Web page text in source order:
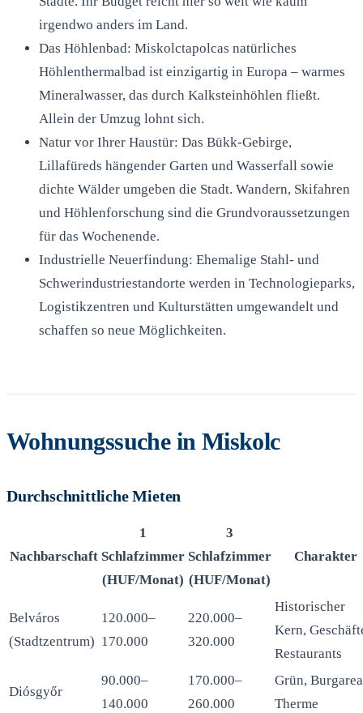
irgendwo anders im Land.
Das Höhlenbad: Miskolctapolcas natürliches
Höhlenthermalbad ist einzigartig in Europa – warmes
Mineralwasser, das durch Kalksteinhöhlen fließt.
Allein der Umzug lohnt sich.
Natur vor Ihrer Haustür: Das Bükk-Gebirge,
Lillafüreds hängender Garten und Wasserfall sowie
dichte Wälder umgeben die Stadt. Wandern, Skifahren
und Höhlenforschung sind die Grundvoraussetzungen
für das Wochenende.
Industrielle Neuerfindung: Ehemalige Stahl- und
Schwerindustriestandorte werden in Technologieparks,
Logistikzentren und Kulturstätten umgewandelt und
schaffen so neue Möglichkeiten.
Wohnungssuche in Miskolc
Durchschnittliche Mieten
Nachbarschaft
1
Schlafzimmer
(HUF/Monat)
3
Schlafzimmer
(HUF/Monat)
Charakter
Belváros
(Stadtzentrum)
120.000–
170.000
220.000–
320.000
Historischer
Kern,
Restaurants
Diósgyőr
90.000–
140.000
170.000–
260.000
Grün,
Therme